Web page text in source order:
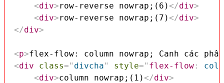
<div>row-reverse nowrap;(6) </div>
<div>row-reverse nowrap;(7) </div>
</div>
<p>flex-flow: column nowrap; Canh các
<div class=" divcha" style=" flex-flow:
<div>column nowrap;(1) </div>